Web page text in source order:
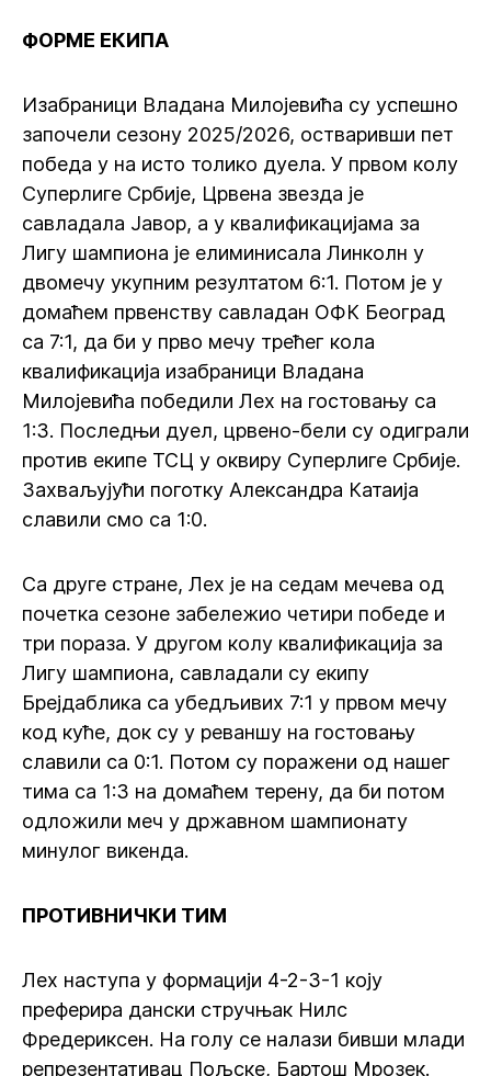
ФОРМЕ ЕКИПА
Изабраници Владана Милојевића су успешно
започели сезону 2025/2026, остваривши пет
победа у на исто толико дуела. У првом колу
Суперлиге Србије, Црвена звезда је
савладала Јавор, а у квалификацијама за
Лигу шампиона је елиминисала Линколн у
двомечу укупним резултатом 6:1. Потом је у
домаћем првенству савладан ОФК Београд
са 7:1, да би у прво мечу трећег кола
квалификација изабраници Владана
Милојевића победили Лех на гостовању са
1:3. Последњи дуел, црвено-бели су одиграли
против екипе ТСЦ у оквиру Суперлиге Србије.
Захваљујући поготку Александра Катаија
славили смо са 1:0.
Са друге стране, Лех је на седам мечева од
почетка сезоне забележио четири победе и
три пораза. У другом колу квалификација за
Лигу шампиона, савладали су екипу
Брејдаблика са убедљивих 7:1 у првом мечу
код куће, док су у реваншу на гостовању
славили са 0:1. Потом су поражени од нашег
тима са 1:3 на домаћем терену, да би потом
одложили меч у државном шампионату
минулог викенда.
ПРОТИВНИЧКИ ТИМ
Лех наступа у формацији 4-2-3-1 коју
преферира дански стручњак Нилс
Фредериксен. На голу се налази бивши млади
репрезентативац Пољске, Бартош Мрозек.